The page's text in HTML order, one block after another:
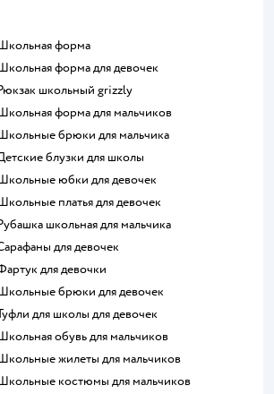
Школьная форма
Школьная форма для девочек
Рюкзак школьный grizzly
Школьная форма для мальчиков
Школьные брюки для мальчика
Детские блузки для школы
Школьные юбки для девочек
Школьные платья для девочек
Рубашка школьная для мальчика
Сарафаны для девочек
Фартук для девочки
Школьные брюки для девочек
Туфли для школы для девочек
Школьная обувь для мальчиков
Школьные жилеты для мальчиков
Школьные костюмы для мальчиков